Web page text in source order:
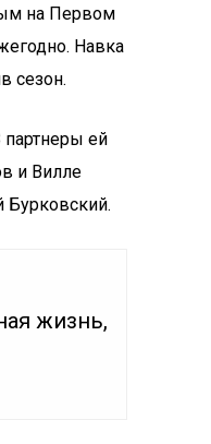
на Первом
Навка
сезон.
партнеры ей
и Вилле
Бурковский.
жизнь,